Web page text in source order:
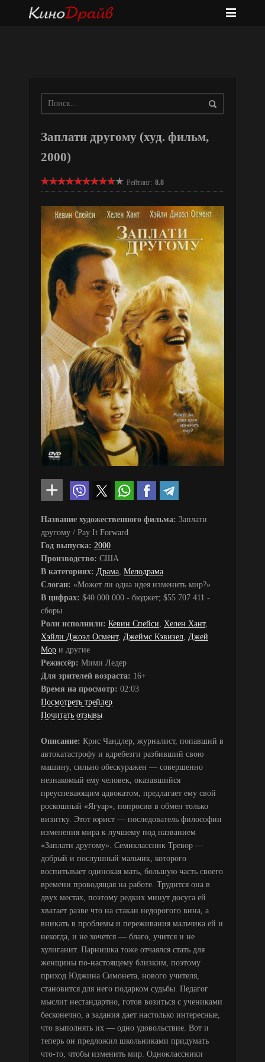
Заплати другому (худ. фильм,
2000)
Рейтинг: 8.8
Название художественного фильма: Заплати
другому / Pay It Forward
Год выпуска: 2000
Производство: США
В категориях: Драма Мелодрама
Слоган: «Может ли одна идея изменить мир?»
В цифрах: $40 000 000 - бюджет; $55 707 411 -
сборы
Роли исполнили: Кевин Спейси Хелен Хант,
Хэйли Джоэл Осмент, Джеймс Кэвизел Джей
Мор и другие
Режиссёр: Мими Ледер
Для зрителей возраста: 16+
Время на просмотр: 02:03
Посмотреть трейлер
Почитать отзывы
Описание: Крис Чандлер, журналист, попавший в
автокатастрофу и вдребезги разбивший свою
машину, сильно обескуражен — совершенно
незнакомый ему человек, оказавшийся
преуспевающим адвокатом, предлагает ему свой
роскошный «Ягуар», попросив в обмен только
визитку. Этот юрист — последователь философии
изменения мира к лучшему под названием
«Заплати другому». Семиклассник Тревор —
добрый и послушный мальчик, которого
воспитывает одинокая мать, большую часть своего
времени проводящая на работе. Трудится она в
двух местах, поэтому редких минут досуга ей
хватает разве что на стакан недорогого вина, а
вникать в проблемы и переживания мальчика ей и
некогда, и не хочется — благо, учится и не
хулиганит. Парнишка тоже отчаялся стать для
женщины по-настоящему близким, поэтому
приход Юджина Симонета, нового учителя,
становится для него подарком судьбы. Педагог
мыслит нестандартно, готов возиться с учениками
бесконечно, а задания дает настолько интересные,
что выполнять их — одно удовольствие. Вот и
теперь он предложил школьниками придумать
что-то, чтобы изменить мир. Одноклассники